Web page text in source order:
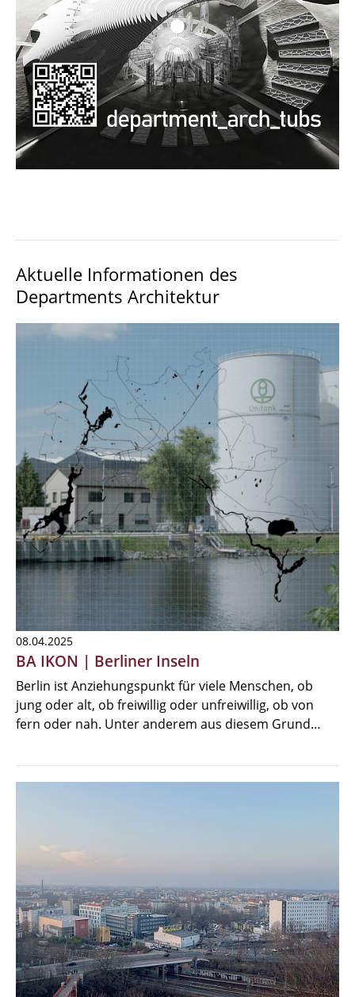
Dokumente und Downloads
Aktuelle Informationen des
Departments Architektur
08.04.2025
BA IKON | Berliner Inseln
Berlin ist Anziehungspunkt für viele Menschen, ob
jung oder alt, ob freiwillig oder unfreiwillig, ob von
fern oder nah. Unter anderem aus diesem Grund…